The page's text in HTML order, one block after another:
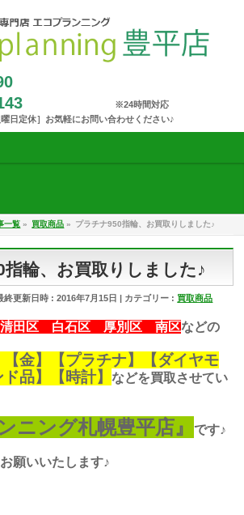
一覧 » 買取商品 » プラチナ950指輪、お買取りしました♪
輪、お買取りしました♪
終更新日時 : 2016年7月15日 カテゴリー : 買取商品
田区 白石区 厚別区 南区などの
【金】【プラチナ】【ダイヤモ
品】【時計】などを買取させてい
ニング札幌豊平店』です♪
願いいたします♪